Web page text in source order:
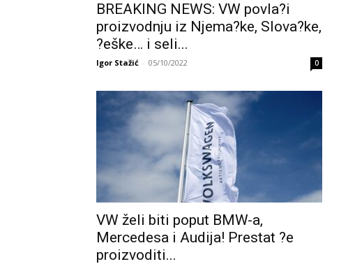
BREAKING NEWS: VW povla?i
proizvodnju iz Njema?ke, Slova?ke,
?eške… i seli...
Igor Stažić - 05/10/2022 0
VW želi biti poput BMW-a,
Mercedesa i Audija! Prestat ?e
proizvoditi...